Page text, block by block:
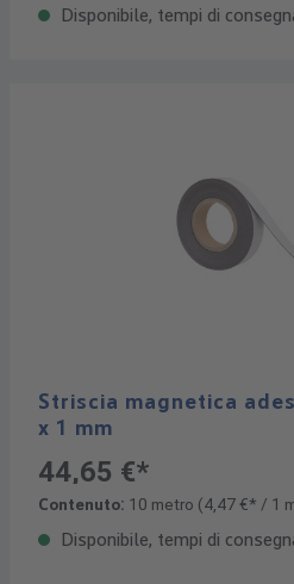
Disponibile, tempi di
Striscia magnetica
x 1 mm
44,65 €*
Contenuto: 10 metro (4,47 €* / 1
Disponibile, tempi di